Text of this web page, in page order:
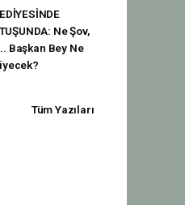
Ne Şov,
Başkan Bey Ne
Tüm Yazıları